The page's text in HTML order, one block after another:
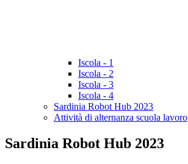
Iscola - 1
Iscola - 2
Iscola - 3
Iscola - 4
Sardinia Robot Hub 2023
Attività di alternanza scuola lavoro
Sardinia Robot Hub 2023